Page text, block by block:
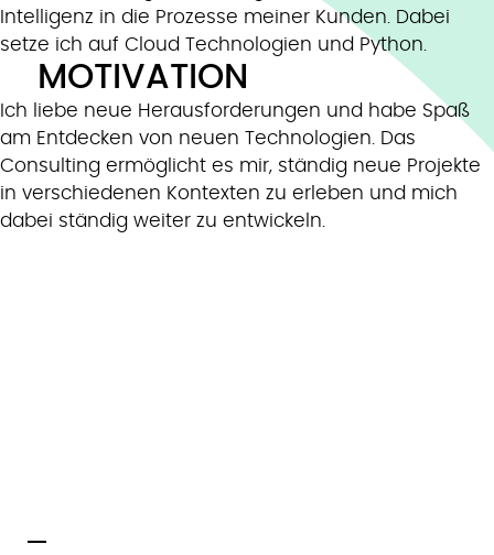
Intelligenz in die Prozesse meiner Kunden. Dabei
setze ich auf Cloud Technologien und Python.
MOTIVATION
Ich liebe neue Herausforderungen und habe Spaß
am Entdecken von neuen Technologien. Das
Consulting ermöglicht es mir, ständig neue Projekte
in verschiedenen Kontexten zu erleben und mich
dabei ständig weiter zu entwickeln.